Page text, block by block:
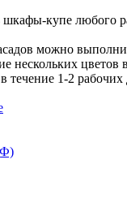
шкафы-купе любого
можно
нескольких цветов
течение 1-2 рабочих